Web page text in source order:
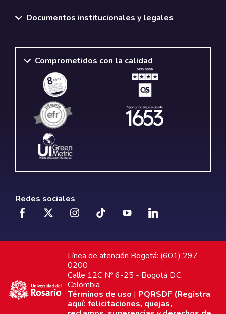
Documentos institucionales y legales
Comprometidos con la calidad
Redes sociales
Línea de atención Bogotá: (601) 297
0200
Calle 12C Nº 6-25 - Bogotá D.C.
Colombia
Términos de uso | PQRSDF (Registra
aquí: felicitaciones, quejas,